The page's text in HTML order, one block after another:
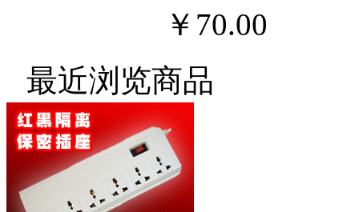
￥70.00
最近浏览商品